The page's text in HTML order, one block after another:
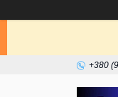
+380